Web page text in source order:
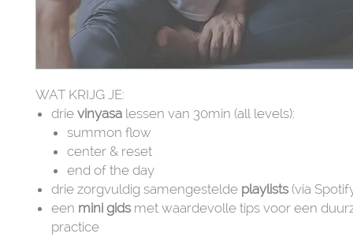
WAT KRIJG JE:
drie vinyasa lessen van 30min (all levels):
summon flow
center & reset
end of the day
drie zorgvuldig samengestelde playlists (via
een mini gids met waardevolle tips voor een
practice